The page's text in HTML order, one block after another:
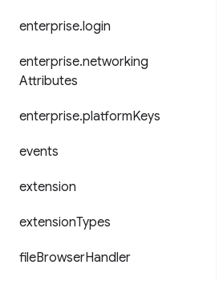
enterprise.login
enterprise.networking
Attributes
enterprise.platformKeys
events
extension
extensionTypes
fileBrowserHandler